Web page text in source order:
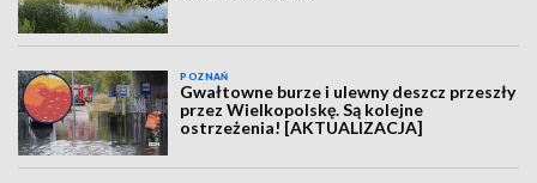
POZNAŃ
Gwałtowne burze i ulewny deszcz przeszły
przez Wielkopolskę. Są kolejne
ostrzeżenia! [AKTUALIZACJA]